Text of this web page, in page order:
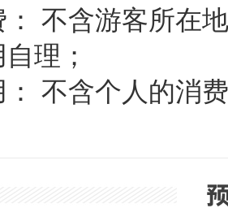
： 不含游客所在
理；
不含个人的消